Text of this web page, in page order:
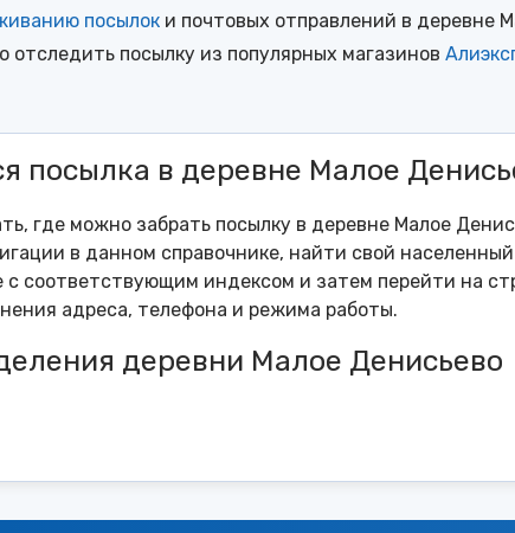
посылок и почтовых отправлений в деревне
отследить посылку из популярных магазинов
посылка в деревне Малое
где можно забрать посылку в деревне Малое
в данном справочнике, найти свой
с соответствующим индексом и затем перейти на
адреса, телефона и режима работы.
деревни Малое Денисьево